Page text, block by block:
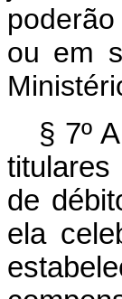
ou em
§ 7º
de
ela